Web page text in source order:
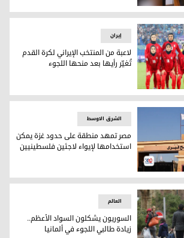
لكرة القدم تُغيّر رأيها بعد منحها
إيران
لاعبة من المنتخب الإيراني لكرة القدم
تُغيّر رأيها بعد منحها اللجوء
حدود غزة يمكن استخدامها لإيواء
الشرق الاوسط
مصر تمهد منطقة على حدود غزة يمكن
استخدامها لإيواء لاجئين فلسطينيين
العالم
السوريون يشكلون السواد الأعظم..
زيادة طالبي اللجوء في ألمانيا